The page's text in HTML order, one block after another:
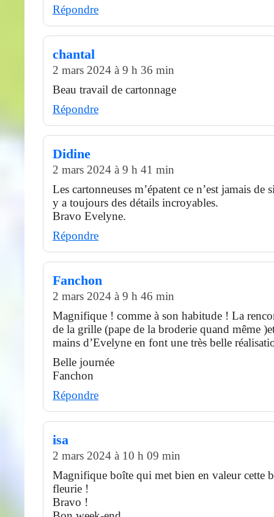
Répondre
chantal
2 mars 2024 à 9 h 36 min
Beau travail de cartonnage
Répondre
Didine
2 mars 2024 à 9 h 41 min
Les cartonneuses m’épatent ce n’est jamais de
y a toujours des détails incroyables.
Bravo Evelyne.
Répondre
Fanchon
2 mars 2024 à 9 h 46 min
Magnifique ! comme à son habitude ! La
de la grille (pape de la broderie quand même
mains d’Evelyne en font une très belle
Belle journée
Fanchon
Répondre
isa
2 mars 2024 à 10 h 09 min
Magnifique boîte qui met bien en valeur cette
fleurie !
Bravo !